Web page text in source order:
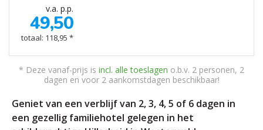
v.a. p.p.
49,50
totaal: 118,95 *
* Deze vanaf-prijs is incl. alle toeslagen o.b.v. 2 personen, 2
dagen en voor 2 aankomstdagen beschikbaar!
Geniet van een verblijf van 2, 3, 4, 5 of 6 dagen in
een gezellig familiehotel gelegen in het